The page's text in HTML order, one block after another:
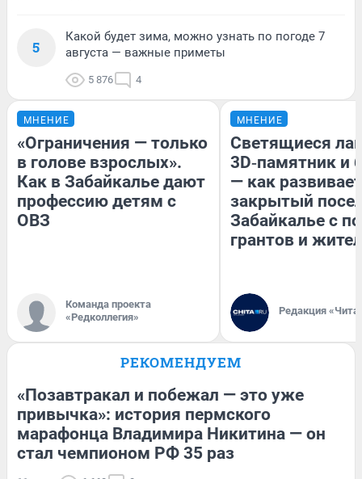
5
Какой будет зима, можно узнать по погоде 7
августа — важные приметы
5 876 4
МНЕНИЕ
«Ограничения — только
в голове взрослых».
Как в Забайкалье дают
профессию детям с
ОВЗ
Команда проекта
«Редколлегия»
МНЕНИЕ
Светящиеся
3D‑памятник и
— как
закрытый
Забайкалье с
грантов и
Редакция
РЕКОМЕНДУЕМ
«Позавтракал и побежал — это уже
привычка»: история пермского
марафонца Владимира Никитина — он
стал чемпионом РФ 35 раз